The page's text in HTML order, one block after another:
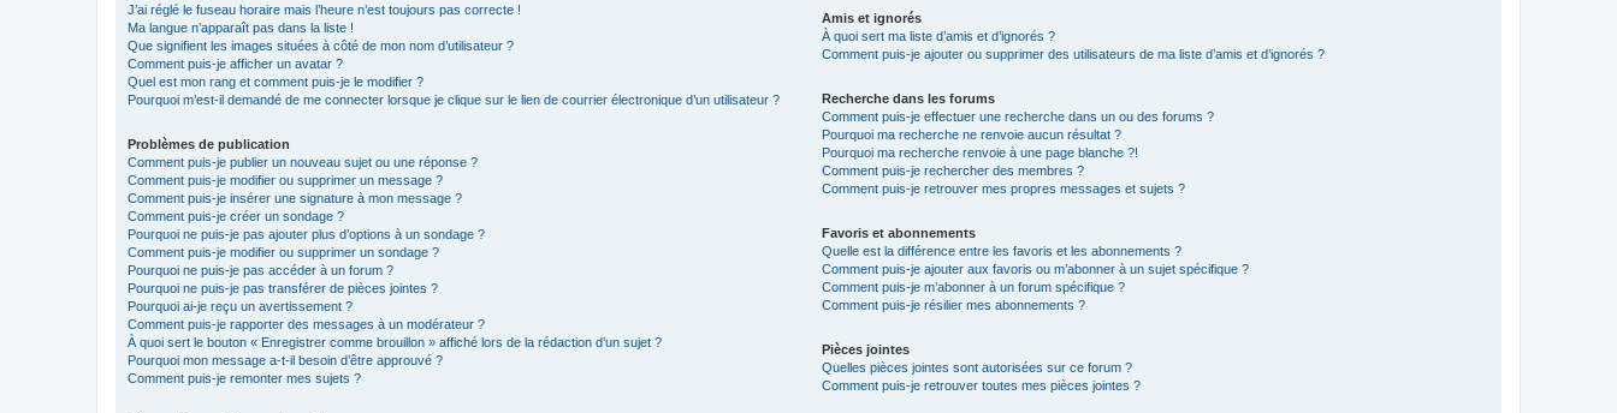
J’ai réglé le fuseau horaire mais l’heure n’est toujours pas correcte !
Ma langue n’apparaît pas dans la liste !
Que signifient les images situées à côté de mon nom d’utilisateur ?
Comment puis-je afficher un avatar ?
Quel est mon rang et comment puis-je le modifier ?
Pourquoi m’est-il demandé de me connecter lorsque je clique sur le lien de courrier électronique d’un utilisateur ?
Problèmes de publication
Comment puis-je publier un nouveau sujet ou une réponse ?
Comment puis-je modifier ou supprimer un message ?
Comment puis-je insérer une signature à mon message ?
Comment puis-je créer un sondage ?
Pourquoi ne puis-je pas ajouter plus d’options à un sondage ?
Comment puis-je modifier ou supprimer un sondage ?
Pourquoi ne puis-je pas accéder à un forum ?
Pourquoi ne puis-je pas transférer de pièces jointes ?
Pourquoi ai-je reçu un avertissement ?
Comment puis-je rapporter des messages à un modérateur ?
À quoi sert le bouton « Enregistrer comme brouillon » affiché lors de la rédaction d’un sujet ?
Pourquoi mon message a-t-il besoin d’être approuvé ?
Comment puis-je remonter mes sujets ?
Amis et ignorés
À quoi sert ma liste d’amis et d’ignorés ?
Comment puis-je ajouter ou supprimer des utilisateurs de ma liste d’amis et d’ignorés ?
Recherche dans les forums
Comment puis-je effectuer une recherche dans un ou des forums ?
Pourquoi ma recherche ne renvoie aucun résultat ?
Pourquoi ma recherche renvoie à une page blanche ?!
Comment puis-je rechercher des membres ?
Comment puis-je retrouver mes propres messages et sujets ?
Favoris et abonnements
Quelle est la différence entre les favoris et les abonnements ?
Comment puis-je ajouter aux favoris ou m’abonner à un sujet spécifique ?
Comment puis-je m’abonner à un forum spécifique ?
Comment puis-je résilier mes abonnements ?
Pièces jointes
Quelles pièces jointes sont autorisées sur ce forum ?
Comment puis-je retrouver toutes mes pièces jointes ?